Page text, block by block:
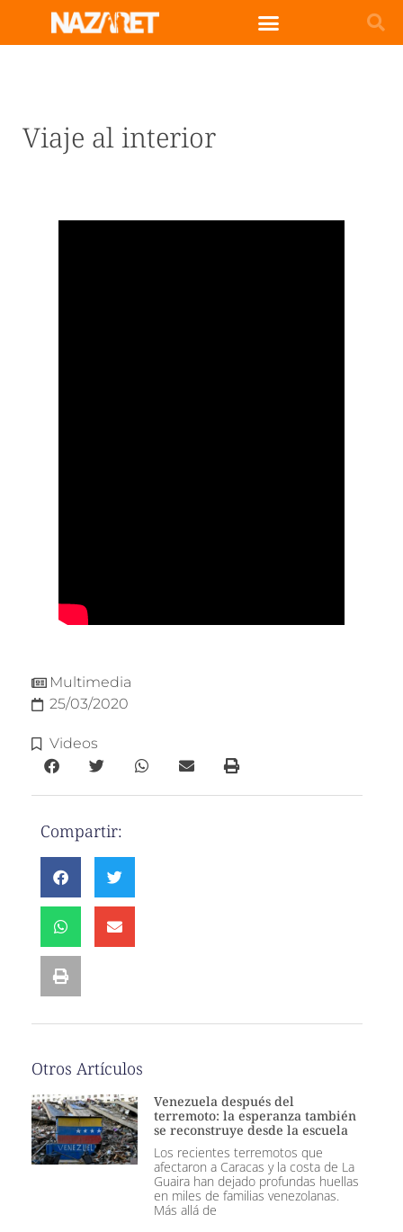
Viaje al interior
Multimedia
25/03/2020
Videos
Compartir:
Otros Artículos
Venezuela después del
terremoto: la esperanza también
se reconstruye desde la escuela
Los recientes terremotos que
afectaron a Caracas y la costa de La
Guaira han dejado profundas huellas
en miles de familias venezolanas.
Más allá de